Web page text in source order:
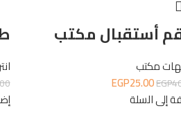
أستقبال مكتب
مكتب
EGP
EGP25.00
إلى السلة